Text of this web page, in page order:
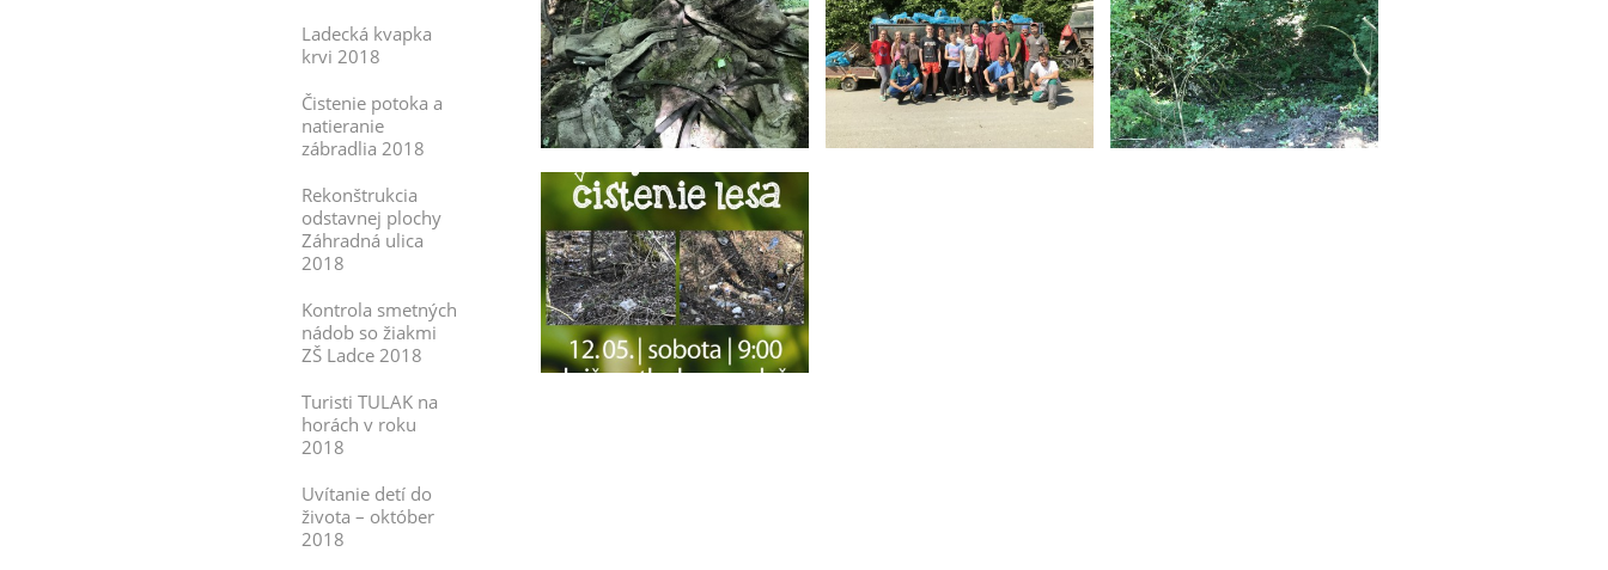
Ladecká kvapka
krvi 2018
Čistenie potoka a
natieranie
zábradlia 2018
Rekonštrukcia
odstavnej plochy
Záhradná ulica
2018
Kontrola smetných
nádob so žiakmi
ZŠ Ladce 2018
Turisti TULAK na
horách v roku
2018
Uvítanie detí do
života – október
2018